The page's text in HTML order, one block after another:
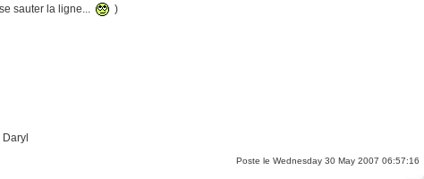
sauter la ligne...
)
Poste le Wednesday 30 May 2007 06:57:16